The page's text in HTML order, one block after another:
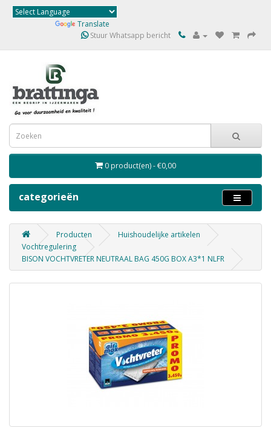
Translate
Stuur Whatsapp bericht
0 product(en) - €0,00
categorieën
Producten
Huishoudelijke artikelen
Vochtregulering
BISON VOCHTVRETER NEUTRAAL BAG 450G BOX A3*1 NLFR